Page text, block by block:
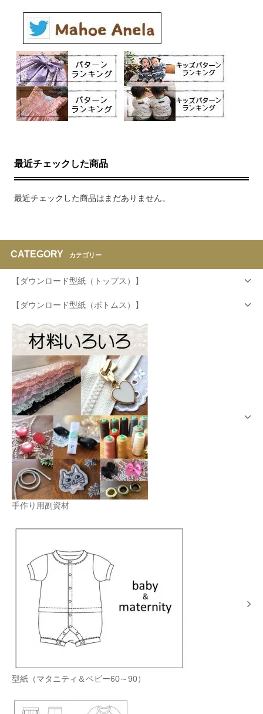
最近チェックした商品
最近チェックした商品はまだありません。
CATEGORY カテゴリー
【ダウンロード型紙（トップス）】
【ダウンロード型紙（ボトムス）】
手作り用副資材
型紙（マタニティ＆ベビー60～90）